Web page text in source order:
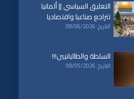
التعليق السياسي || ألمانيا
تتراجع صناعيا واقتصاديا
التاريخ: 08/06/2026
السلطة والطالبانيين!!!
التاريخ: 08/05/2026